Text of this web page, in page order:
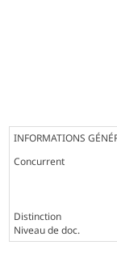
INFORMATIONS
Concurrent
Distinction
Niveau de doc.